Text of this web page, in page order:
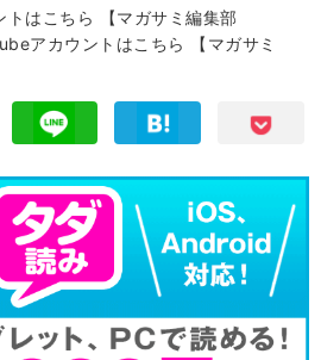
はこちら
【マガサミ編集部
アカウントはこちら
【マガサミ